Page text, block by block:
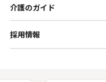
介護のガイド
採用情報